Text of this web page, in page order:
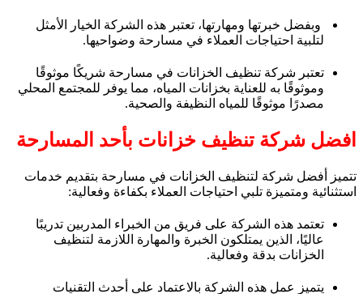
وبفضل خبرتها ومهارتها، تعتبر هذه الشركة الخيار الأمثل
لتلبية احتياجات العملاء في مسارحة وضواحيها.
تعتبر شركة تنظيف الخزانات في مسارحة شريكًا موثوقًا
وموثوقًا به للعناية بخزانات المياه، مما يوفر للمجتمع المحلي
مصدرًا موثوقًا للمياه النظيفة والصحية.
افضل شركة تنظيف خزانات بأحد المسارحة
تتميز أفضل شركة لتنظيف الخزانات في مسارحة بتقديم خدمات
استثنائية ومتميزة تلبي احتياجات العملاء بكفاءة وفعالية:
تعتمد هذه الشركة على فريق من الخبراء المدربين تدريبًا
عاليًا، الذين يمتلكون الخبرة والمهارة اللازمة لتنظيف
الخزانات بدقة وفعالية.
يتميز عمل هذه الشركة بالاعتماد على أحدث التقنيات